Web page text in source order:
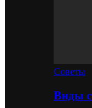
Советы
Виды